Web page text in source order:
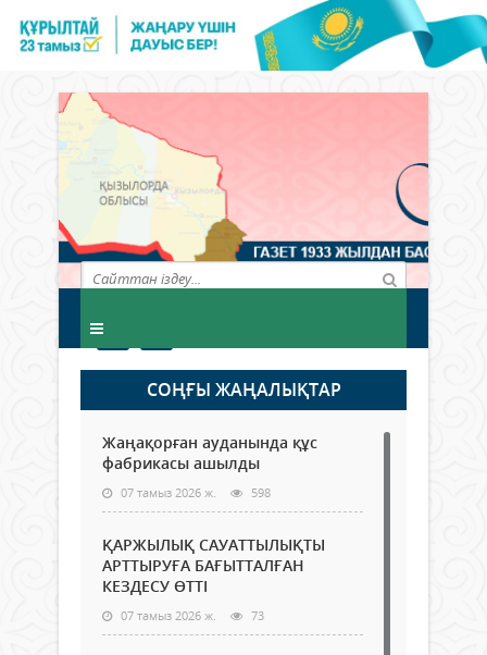
СОҢҒЫ ЖАҢАЛЫҚТАР
Жаңақорған ауданында құс
фабрикасы ашылды
07 тамыз 2026 ж. 598
ҚАРЖЫЛЫҚ САУАТТЫЛЫҚТЫ
АРТТЫРУҒА БАҒЫТТАЛҒАН
КЕЗДЕСУ ӨТТІ
07 тамыз 2026 ж. 73